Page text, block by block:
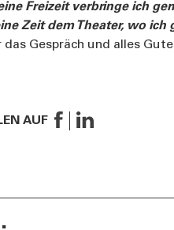
Freizeit verbringe ich
Zeit dem Theater, wo ich
Gespräch und alles
AUF